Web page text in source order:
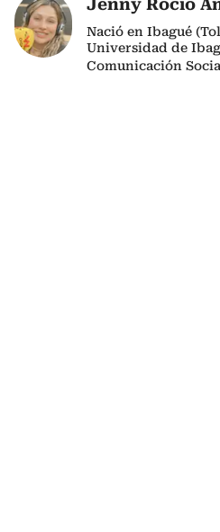
Jenny Rocio
Nació en Ibagué
Universidad de
Comunicación